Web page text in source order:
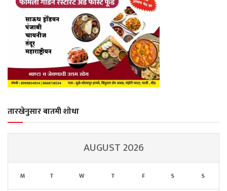
तारखेनुसार बातमी शोधा
AUGUST 2026
M T W T F S S